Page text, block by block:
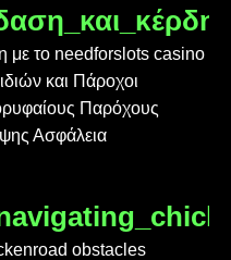
με το needforslots casino
και Πάροχοι
Παρόχους
Ασφάλεια
obstacles